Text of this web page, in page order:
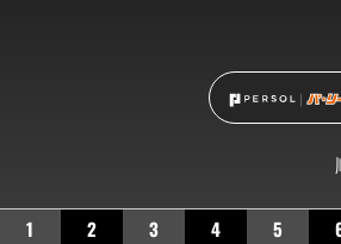
1 2 3 4 5